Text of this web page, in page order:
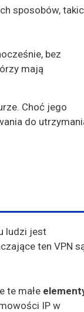
sposobów,
bez
mają
Choć jego
do
ludzi jest
ten VPN
te małe
IP w